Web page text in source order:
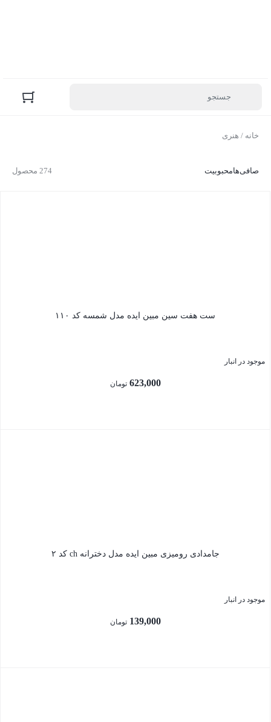
خانه / هنری
274 محصول صافی‌هامحبوبیت
ست هفت سین مبین ایده مدل شمسه کد ۱۱۰
موجود در انبار
623,000 تومان
جامدادی رومیزی مبین ایده مدل دخترانه ch کد ۲
موجود در انبار
139,000 تومان